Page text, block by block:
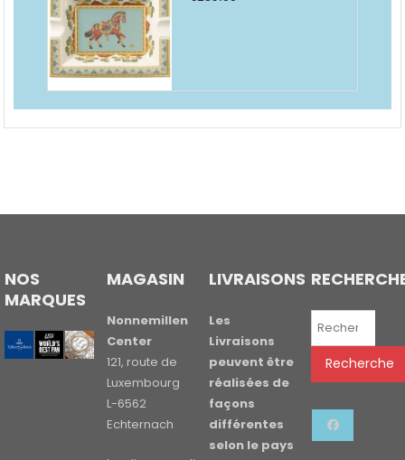
NOS
MARQUES
MAGASIN
Nonnemillen
Center
121, route de
Luxembourg
L-6562
Echternach
LIVRAISONS
Les
Livraisons
peuvent être
réalisées de
façons
différentes
selon le pays
Recherche